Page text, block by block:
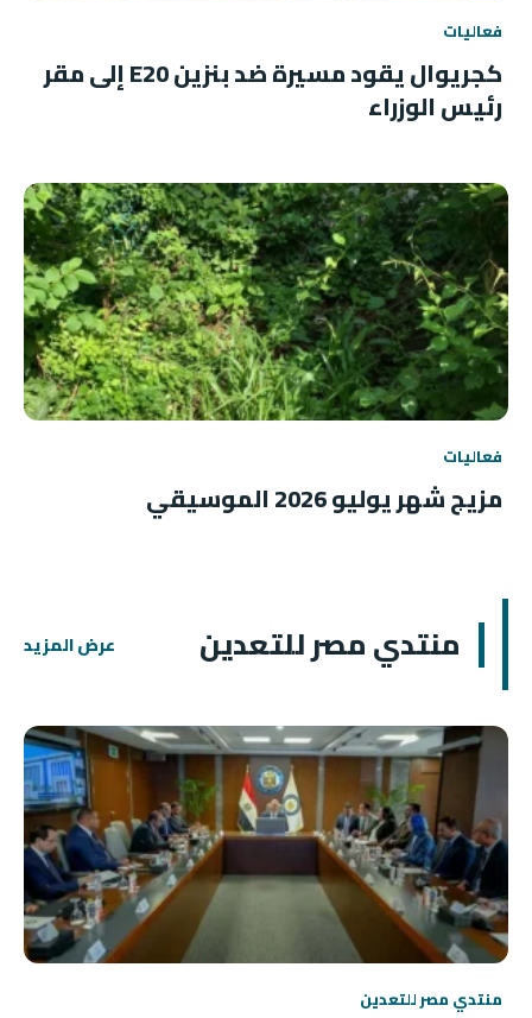
فعاليات
كجريوال يقود مسيرة ضد بنزين E20 إلى مقر
رئيس الوزراء
فعاليات
مزيج شهر يوليو 2026 الموسيقي
منتدي مصر للتعدين عرض المزيد
منتدي مصر للتعدين